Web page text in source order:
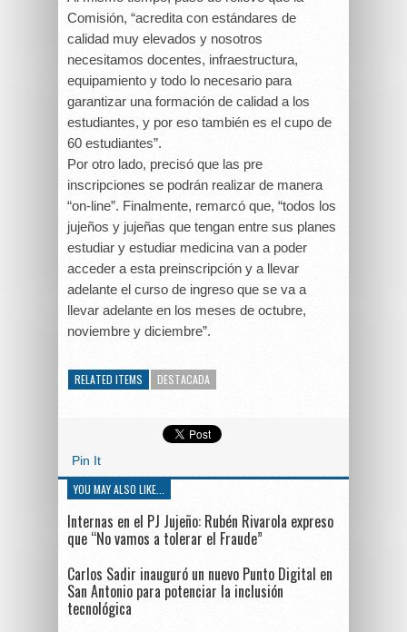
Comisión, “acredita con estándares de
calidad muy elevados y nosotros
necesitamos docentes, infraestructura,
equipamiento y todo lo necesario para
garantizar una formación de calidad a los
estudiantes, y por eso también es el cupo de
60 estudiantes”.
Por otro lado, precisó que las pre
inscripciones se podrán realizar de manera
“on-line”. Finalmente, remarcó que, “todos los
jujeños y jujeñas que tengan entre sus planes
estudiar y estudiar medicina van a poder
acceder a esta preinscripción y a llevar
adelante el curso de ingreso que se va a
llevar adelante en los meses de octubre,
noviembre y diciembre”.
RELATED ITEMS DESTACADA
Pin It
YOU MAY ALSO LIKE...
Internas en el PJ Jujeño: Rubén Rivarola expreso
que “No vamos a tolerar el Fraude”
Carlos Sadir inauguró un nuevo Punto Digital en
San Antonio para potenciar la inclusión
tecnológica